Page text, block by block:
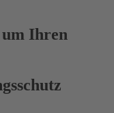
Ihren